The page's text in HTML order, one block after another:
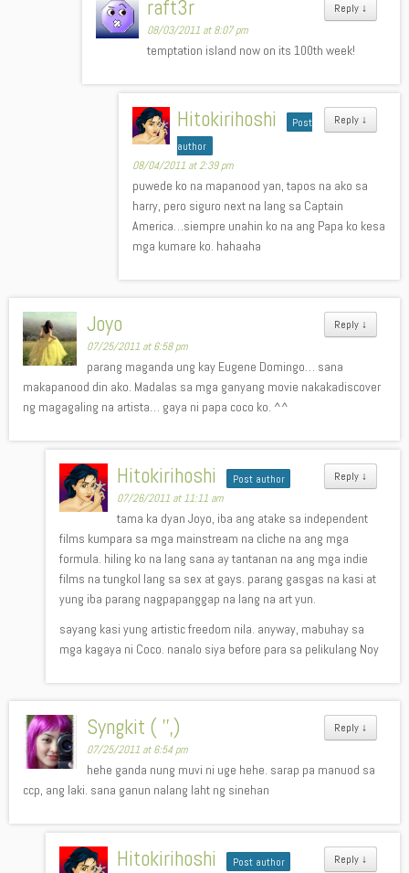
Reply ↓
raft3r
08/03/2011 at 8:07 pm
temptation island now on its 100th week!
Reply ↓
Hitokirihoshi
Post
author
08/04/2011 at 2:39 pm
puwede ko na mapanood yan, tapos na ako sa
harry, pero siguro next na lang sa Captain
America…siempre unahin ko na ang Papa ko kesa
mga kumare ko. hahaaha
Reply ↓
Joyo
07/25/2011 at 6:58 pm
parang maganda ung kay Eugene Domingo… sana
makapanood din ako. Madalas sa mga ganyang movie nakakadiscover
ng magagaling na artista… gaya ni papa coco ko. ^^
Reply ↓
Hitokirihoshi Post author
07/26/2011 at 11:11 am
tama ka dyan Joyo, iba ang atake sa independent
films kumpara sa mga mainstream na cliche na ang mga
formula. hiling ko na lang sana ay tantanan na ang mga indie
films na tungkol lang sa sex at gays. parang gasgas na kasi at
yung iba parang nagpapanggap na lang na art yun.
sayang kasi yung artistic freedom nila. anyway, mabuhay sa
mga kagaya ni Coco. nanalo siya before para sa pelikulang Noy
Reply ↓
Syngkit ( '',)
07/25/2011 at 6:54 pm
hehe ganda nung muvi ni uge hehe. sarap pa manuod sa
ccp, ang laki. sana ganun nalang laht ng sinehan
Reply ↓
Hitokirihoshi Post author